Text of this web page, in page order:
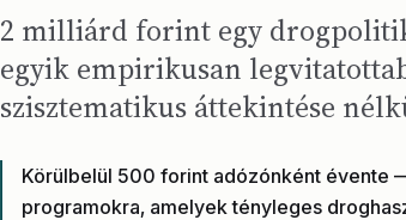
2 milliárd forint egy
egyik empirikusan
szisztematikus áttekintése
Körülbelül 500 forint adózónként
programokra, amelyek tényleges